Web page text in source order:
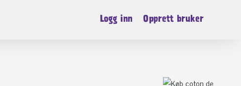
Logg inn Opprett bruker